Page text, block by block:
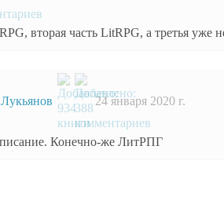
вторая часть LitRPG, а третья уже
24 января 2020 г.
Конечно-же ЛитРПГ